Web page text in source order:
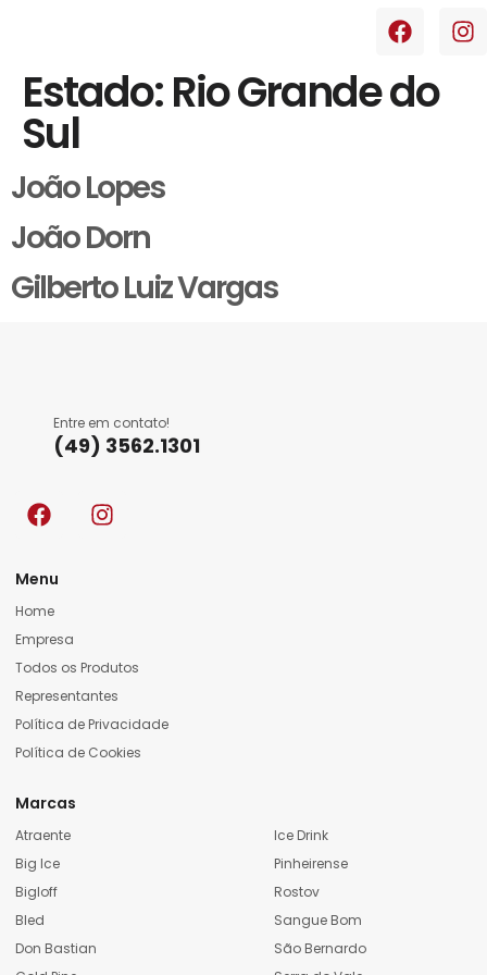
Estado:Rio Grande do
Sul
João Lopes
João Dorn
Gilberto Luiz Vargas
Entre em contato!
(49) 3562.1301
Menu
Home
Empresa
Todos os Produtos
Representantes
Política de Privacidade
Política de Cookies
Marcas
Atraente
Big Ice
Bigloff
Bled
Don Bastian
Ice Drink
Pinheirense
Rostov
Sangue Bom
São Bernardo